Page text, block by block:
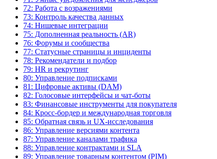
72: Работа с возражениями
73: Контроль качества данных
74: Нишевые интеграции
75: Дополненная реальность (AR)
76: Форумы и сообщества
77: Статусные страницы и инциденты
78: Рекомендатели и подбор
79: HR и рекрутинг
80: Управление подписками
81: Цифровые активы (DAM)
82: Голосовые интерфейсы и чат-боты
83: Финансовые инструменты для покупателя
84: Кросс-бордер и международная торговля
85: Обратная связь и UX-исследования
86: Управление версиями контента
87: Управление каналами трафика
88: Управление контрактами и SLA
89: Управление товарным контентом (PIM)